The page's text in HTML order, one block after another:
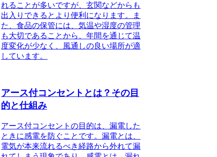
れることが多いですが、玄関などからも
出入りできるとより便利になります。ま
た、食品の保管には、気温や湿度の管理
も大切であることから、年間を通じて温
度変化が少なく、風通しの良い場所が適
しています。
アース付コンセントとは？その目
的と仕組み
アース付コンセントの目的は、漏電した
ときに感電を防ぐことです。漏電とは、
電気が本来流れるべき経路から外れて漏